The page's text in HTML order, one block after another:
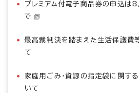
プレミアム付電子商品券の申込は8
で
最高裁判決を踏まえた生活保護費
て
家庭用ごみ・資源の指定袋に関す
いて